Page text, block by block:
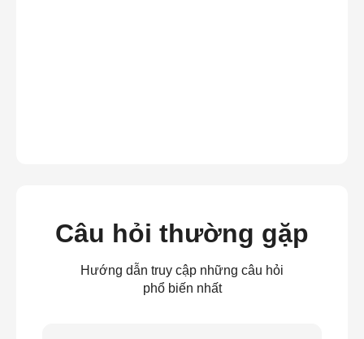
Câu hỏi thường gặp
Hướng dẫn truy cập những câu hỏi
phổ biến nhất